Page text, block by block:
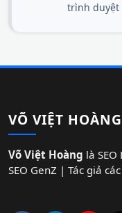
trình duyệt
VÕ VIỆT
Võ Việt Hoàng là
SEO GenZ | Tác giả